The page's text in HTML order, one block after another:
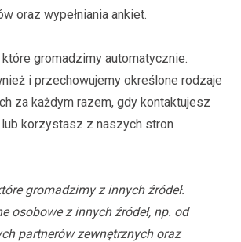
oraz wypełniania ankiet.
które gromadzimy automatycznie.
i przechowujemy określone rodzaje
za każdym razem, gdy kontaktujesz
korzystasz z naszych stron
gromadzimy z innych źródeł.
osobowe z innych źródeł, np. od
partnerów zewnętrznych oraz